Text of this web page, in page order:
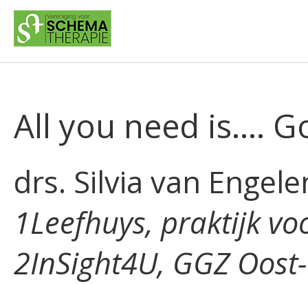
All you need is….
drs. Silvia van
1Leefhuys, praktijk
2InSight4U, GGZ